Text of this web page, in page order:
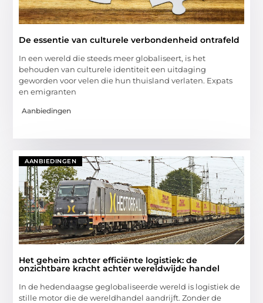
De essentie van culturele verbondenheid ontrafeld
In een wereld die steeds meer globaliseert, is het
behouden van culturele identiteit een uitdaging
geworden voor velen die hun thuisland verlaten. Expats
en emigranten
Aanbiedingen
AANBIEDINGEN
Het geheim achter efficiënte logistiek: de
onzichtbare kracht achter wereldwijde handel
In de hedendaagse geglobaliseerde wereld is logistiek de
stille motor die de wereldhandel aandrijft. Zonder de